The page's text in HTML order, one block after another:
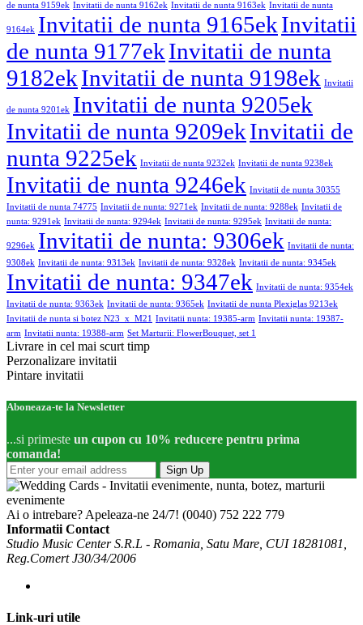
de nunta 9159ek Invitatii de nunta 9162ek Invitatii de nunta 9163ek Invitatii de nunta
9164ek Invitatii de nunta 9165ekInvitatii
de nunta 9177ekInvitatii de nunta
9182ekInvitatii de nunta 9198ek Invitatii
de nunta 9201ek Invitatii de nunta 9205ek
Invitatii de nunta 9209ekInvitatii de
nunta 9225ek Invitatii de nunta 9232ek Invitatii de nunta 9238ek
Invitatii de nunta 9246ek Invitatii de nunta 30355
Invitatii de nunta 74775 Invitatii de nunta: 9271ek Invitatii de nunta: 9288ek Invitatii de
nunta: 9291ek Invitatii de nunta: 9294ek Invitatii de nunta: 9295ek Invitatii de nunta:
9296ek Invitatii de nunta: 9306ek Invitatii de nunta:
9308ek Invitatii de nunta: 9313ek Invitatii de nunta: 9328ek Invitatii de nunta: 9345ek
Invitatii de nunta: 9347ek Invitatii de nunta: 9354ek
Invitatii de nunta: 9363ek Invitatii de nunta: 9365ek Invitatii de nunta Plexiglas 9213ek
Invitatii de nunta si botez N23_x_M21 Invitatii nunta: 19385-arm Invitatii nunta: 19387-
arm Invitatii nunta: 19388-arm Set Marturii: FlowerBouquet, set 1
Livrare in cel mai scurt timp
Perzonalizare invitatii
Pintare invitatii
Aboneaza-te la Newsletter
...si primeste un cupon cu 10% reducere pentru prima
comanda!
Sign Up
Ai o intrebare? Apeleaza-ne 24/7! (0040) 752 222 779
Informatii Contact
Studio Music Center S.R.L - Romania, Satu Mare, CUI 18281081,
Reg.Comert J30/34/2006
Link-uri utile